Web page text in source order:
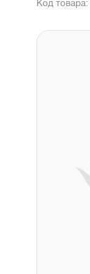
Код товара: